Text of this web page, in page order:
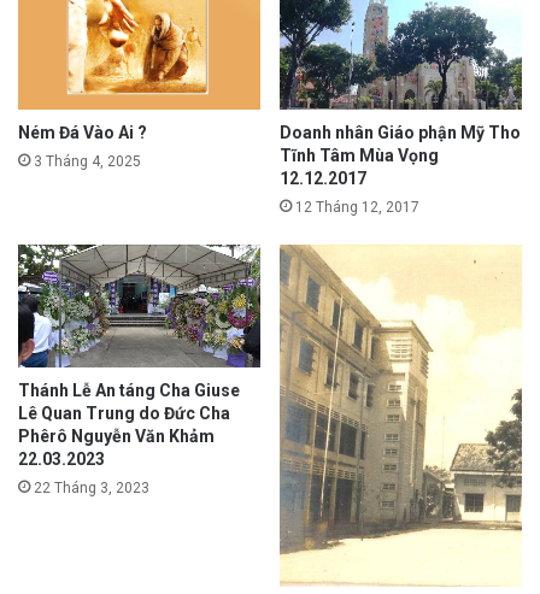
Ném Đá Vào Ai ?
3 Tháng 4, 2025
Doanh nhân Giáo phận Mỹ Tho
Tĩnh Tâm Mùa Vọng
12.12.2017
12 Tháng 12, 2017
Thánh Lễ An táng Cha Giuse
Lê Quan Trung do Đức Cha
Phêrô Nguyễn Văn Khảm
22.03.2023
22 Tháng 3, 2023